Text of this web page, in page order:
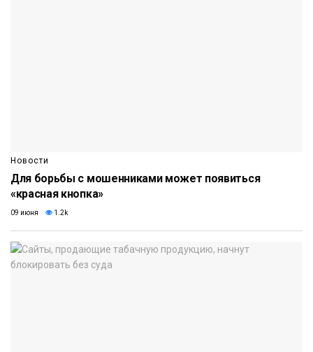
Новости
Для борьбы с мошенниками может появиться
«красная кнопка»
09 июня 1.2k